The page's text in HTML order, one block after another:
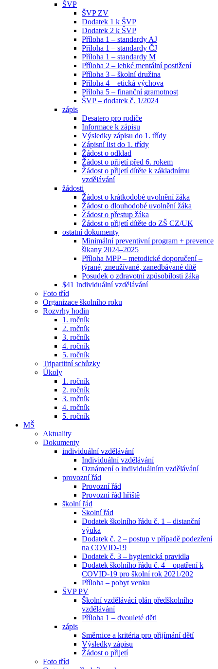
ŠVP
ŠVP ZV
Dodatek 1 k ŠVP
Dodatek 2 k ŠVP
Příloha 1 – standardy AJ
Příloha 1 – standardy ČJ
Příloha 1 – standardy M
Příloha 2 – lehké mentální postižení
Příloha 3 – školní družina
Příloha 4 – etická výchova
Příloha 5 – finanční gramotnost
ŠVP – dodatek č. 1/2024
zápis
Desatero pro rodiče
Informace k zápisu
Výsledky zápisu do 1. třídy
Zápisní list do 1. třídy
Žádost o odklad
Žádost o přijetí před 6. rokem
Žádost o přijetí dítěte k základnímu
vzdělávání
žádosti
Žádost o krátkodobé uvolnění žáka
Žádost o dlouhodobé uvolnění žáka
Žádost o přestup žáka
Žádost o přijetí dítěte do ZŠ CZ/UK
ostatní dokumenty
Minimální preventivní program + prevence
šikany 2024–2025
Příloha MPP – metodické doporučení –
týrané, zneužívané, zanedbávané dítě
Posudek o zdravotní způsobilosti žáka
$41 Individuální vzdělávání
Foto tříd
Organizace školního roku
Rozvrhy hodin
1. ročník
2. ročník
3. ročník
4. ročník
5. ročník
Tripartitní schůzky
Úkoly
1. ročník
2. ročník
3. ročník
4. ročník
5. ročník
MŠ
Aktuality
Dokumenty
individuální vzdělávání
Individuální vzdělávání
Oznámení o individuálním vzdělávání
provozní řád
Provozní řád
Provozní řád hřiště
školní řád
Školní řád
Dodatek školního řádu č. 1 – distanční
výuka
Dodatek č. 2 – postup v případě podezření
na COVID-19
Dodatek č. 3 – hygienická pravidla
Dodatek školního řádu č. 4 – opatření k
COVID-19 pro školní rok 2021/202
Příloha – pobyt venku
ŠVP PV
Školní vzdělávácí plán předškolního
vzdělávání
Příloha 1 – dvouleté děti
zápis
Směrnice a kritéria pro přijímání dětí
Výsledky zápisu
Žádost o přijetí
Foto tříd